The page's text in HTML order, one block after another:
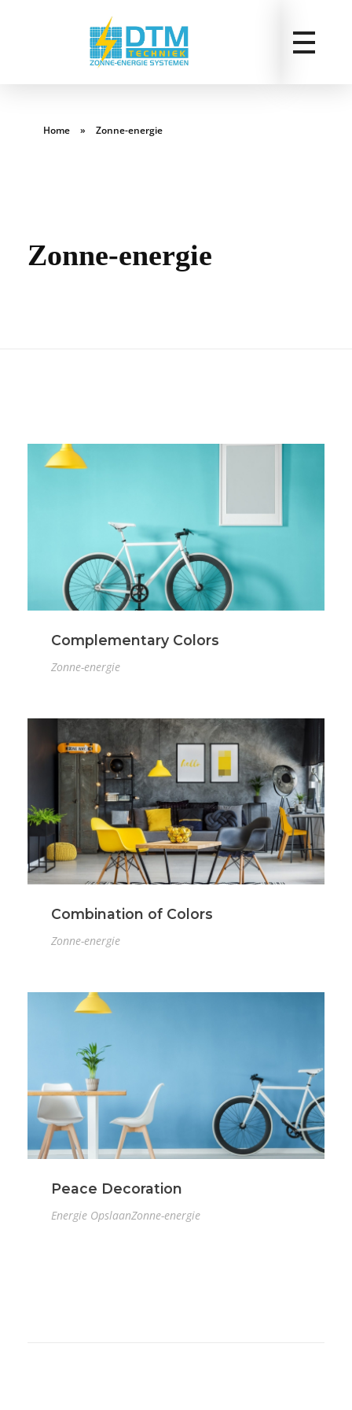
Home » Zonne-energie
Zonne-energie
Complementary Colors
Zonne-energie
Combination of Colors
Zonne-energie
Peace Decoration
Energie OpslaanZonne-energie